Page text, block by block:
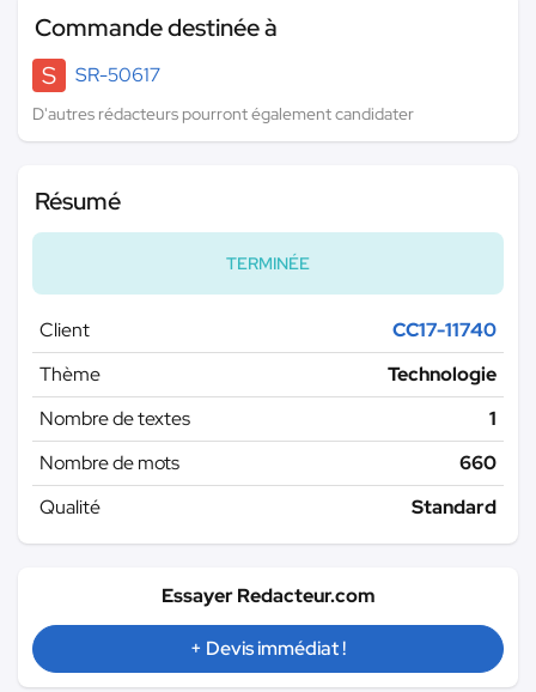
Commande destinée à
S
SR-50617
D'autres rédacteurs pourront également candidater
Résumé
TERMINÉE
Client
CC17-11740
Thème
Technologie
Nombre de textes
1
Nombre de mots
660
Qualité
Standard
Essayer Redacteur.com
+ Devis immédiat !